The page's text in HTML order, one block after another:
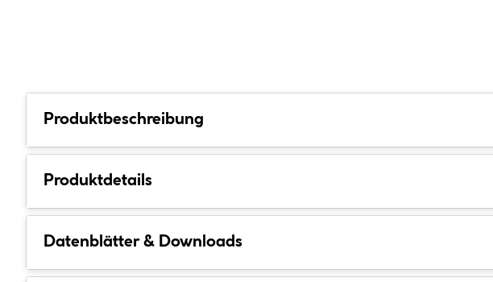
Produktbeschreibung
Produktdetails
Datenblätter & Downloads